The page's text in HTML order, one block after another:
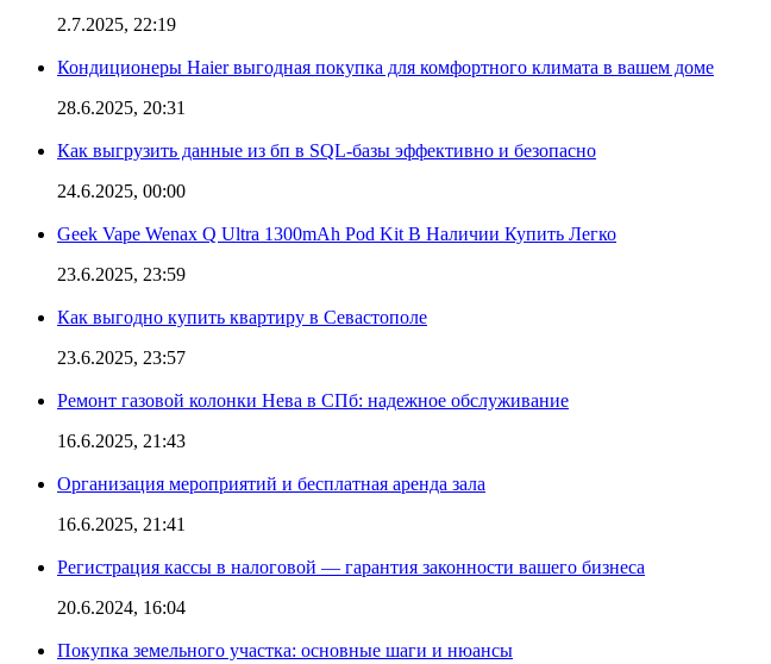
2.7.2025, 22:19
Кондиционеры Haier выгодная покупка для комфортного климата в вашем доме
28.6.2025, 20:31
Как выгрузить данные из бп в SQL-базы эффективно и безопасно
24.6.2025, 00:00
Geek Vape Wenax Q Ultra 1300mAh Pod Kit В Наличии Купить Легко
23.6.2025, 23:59
Как выгодно купить квартиру в Севастополе
23.6.2025, 23:57
Ремонт газовой колонки Нева в СПб: надежное обслуживание
16.6.2025, 21:43
Организация мероприятий и бесплатная аренда зала
16.6.2025, 21:41
Регистрация кассы в налоговой — гарантия законности вашего бизнеса
20.6.2024, 16:04
Покупка земельного участка: основные шаги и нюансы